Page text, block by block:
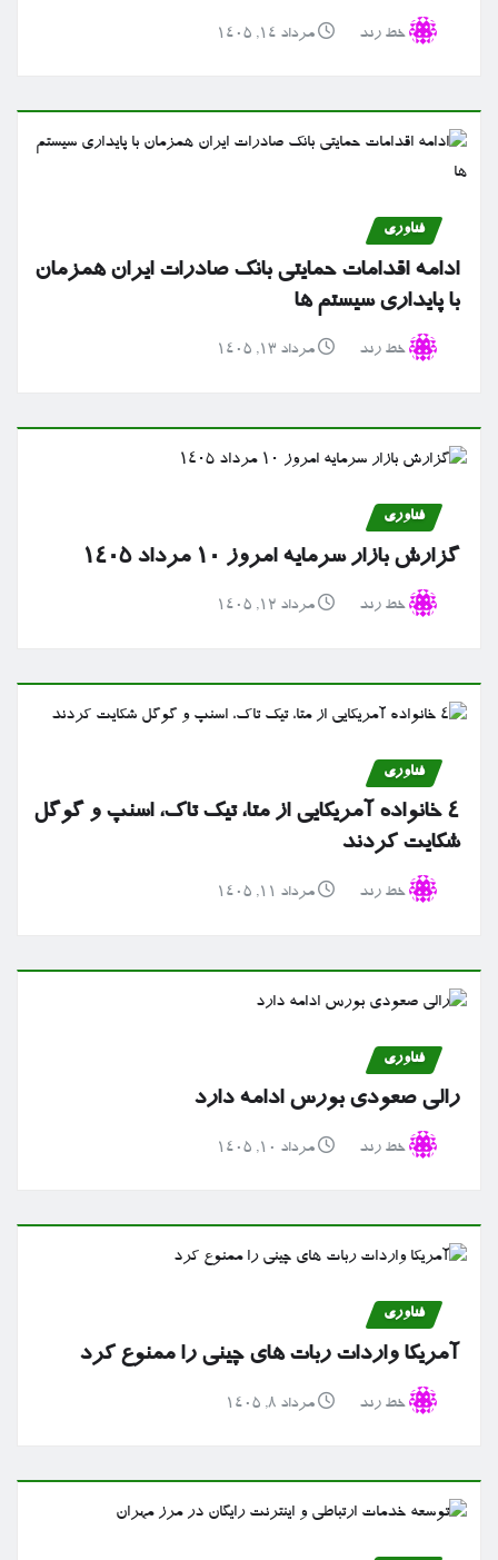
خط رند مرداد ۱۴, ۱۴۰۵
فناوری
ادامه اقدامات حمایتی بانک صادرات ایران همزمان
با پایداری سیستم ها
خط رند مرداد ۱۳, ۱۴۰۵
فناوری
گزارش بازار سرمایه امروز ۱۰ مرداد ۱۴۰۵
خط رند مرداد ۱۲, ۱۴۰۵
فناوری
۴ خانواده آمریکایی از متا، تیک تاک، اسنپ و گوگل
شکایت کردند
خط رند مرداد ۱۱, ۱۴۰۵
فناوری
رالی صعودی بورس ادامه دارد
خط رند مرداد ۱۰, ۱۴۰۵
فناوری
آمریکا واردات ربات های چینی را ممنوع کرد
خط رند مرداد ۸, ۱۴۰۵